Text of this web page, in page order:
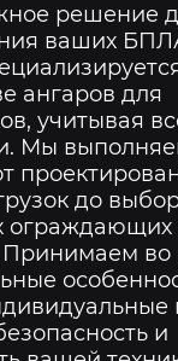
решение
ваших
ангаров для
учитывая
Мы
до
ограждающих
Принимаем во
и